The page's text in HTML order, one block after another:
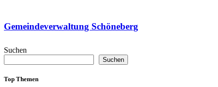
Gemeindeverwaltung Schöneberg
Suchen
Suchen
Top Themen